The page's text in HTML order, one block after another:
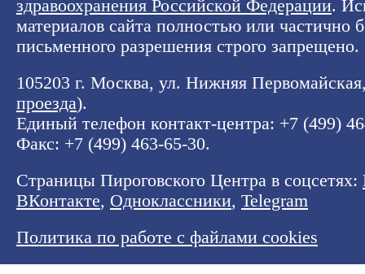
здравоохранения Российской Федерации.
материалов сайта полностью или частично
письменного разрешения строго запрещено.
105203 г. Москва, ул. Нижняя
проезда).
Единый телефон контакт-центра: +7 (499)
Факс: +7 (499) 463-65-30.
Страницы Пироговского Центра в соцсетях:
ВКонтакте, Одноклассники, Telegram
Политика по работе с файлами cookies